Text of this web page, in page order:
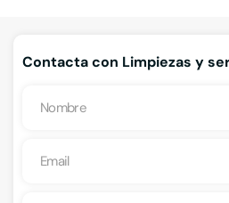
Contacta con Limpiezas y